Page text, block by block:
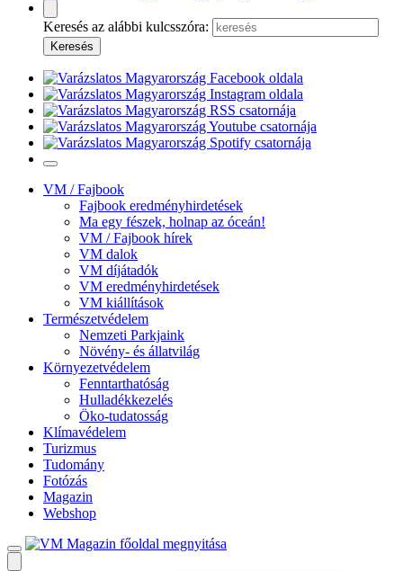
Keresés az alábbi kulcsszóra:
VM / Fajbook
Fajbook eredményhirdetések
Ma egy fészek, holnap az óceán!
VM / Fajbook hírek
VM dalok
VM díjátadók
VM eredményhirdetések
VM kiállítások
Természetvédelem
Nemzeti Parkjaink
Növény- és állatvilág
Környezetvédelem
Fenntarthatóság
Hulladékkezelés
Öko-tudatosság
Klímavédelem
Turizmus
Tudomány
Fotózás
Magazin
Webshop